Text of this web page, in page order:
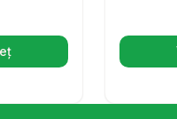
într-o filă nouă)
oferindu-i